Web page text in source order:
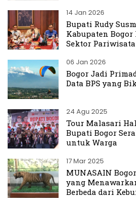
14 Jan 2026
Bupati Rudy
Kabupaten
Sektor Pariwisata
06 Jan 2026
Bogor Jadi
Data BPS yang
24 Agu 2025
Tour Malasari
Bupati Bogor
untuk Warga
17 Mar 2025
MUNASAIN
yang
Berbeda dari